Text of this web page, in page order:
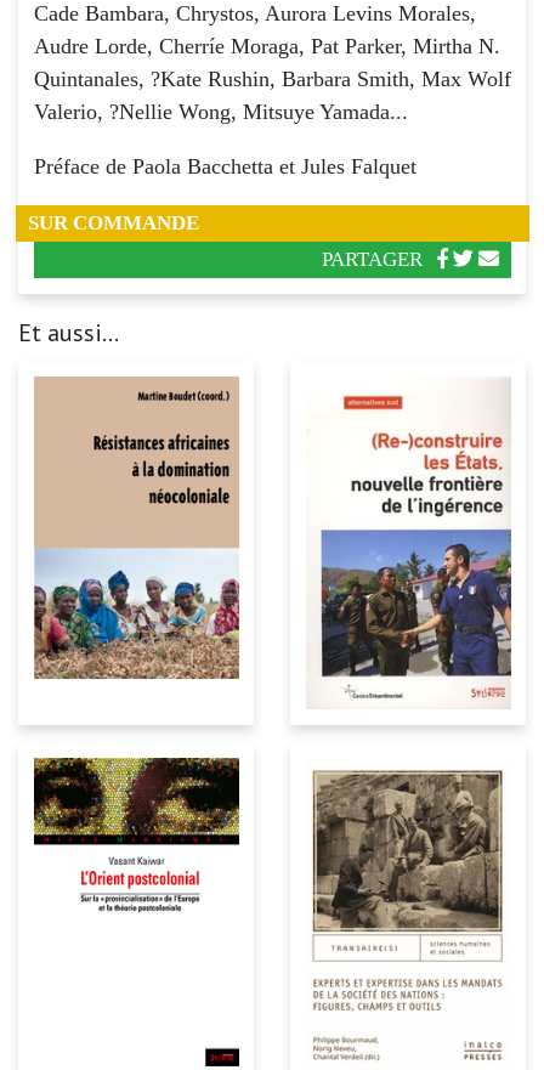
Cade Bambara, Chrystos, Aurora Levins Morales,
Audre Lorde, Cherríe Moraga, Pat Parker, Mirtha N.
Quintanales, ?Kate Rushin, Barbara Smith, Max Wolf
Valerio, ?Nellie Wong, Mitsuye Yamada...
Préface de Paola Bacchetta et Jules Falquet
SUR COMMANDE
PARTAGER
Et aussi...